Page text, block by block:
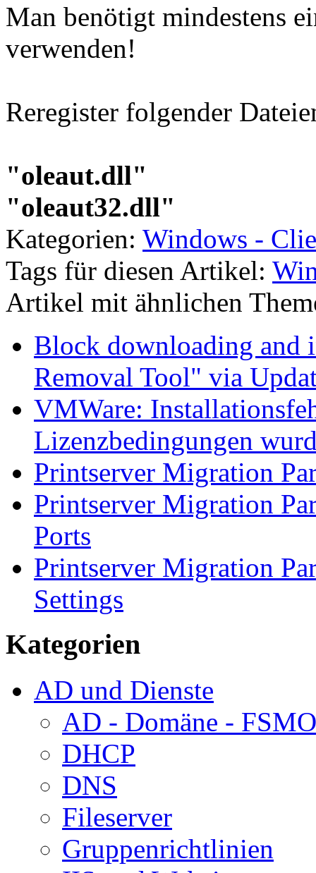
Man benötigt mindestens
verwenden!
Reregister folgender
"oleaut.dll"
"oleaut32.dll"
Kategorien: Windows -
Tags für diesen Artikel:
Artikel mit ähnlichen
Block downloading and
Removal Tool" via
VMWare:
Lizenzbedingungen
Printserver Migration
Printserver Migration
Ports
Printserver Migration
Settings
Kategorien
AD und Dienste
AD - Domäne - FSMO
DHCP
DNS
Fileserver
Gruppenrichtlinien